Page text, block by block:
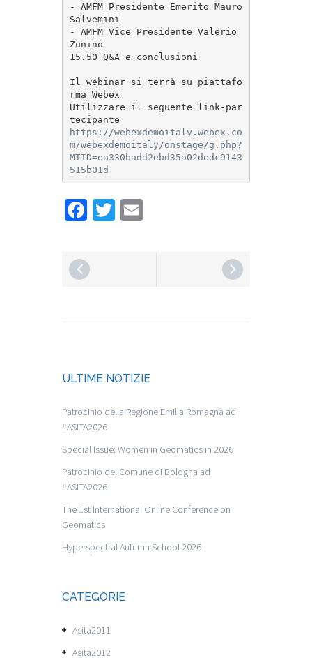
- AMFM Presidente Emerito Mauro
Salvemini
- AMFM Vice Presidente Valerio
Zunino
15.50 Q&A e conclusioni
Il webinar si terrà su piattafo
rma Webex
Utilizzare il seguente link-par
https://webexdemoitaly.webex.co
m/webexdemoitaly/onstage/g.php?
MTID=ea330badd2ebd35a02dedc9143
515b01d
Facebook
Twitter
ULTIME NOTIZIE
Patrocinio della Regione Emilia Romagna ad
#ASITA2026
Special Issue: Women in Geomatics in 2026
Patrocinio del Comune di Bologna ad
#ASITA2026
The 1st International Online Conference on
Geomatics
Hyperspectral Autumn School 2026
CATEGORIE
Asita2011
Asita2012